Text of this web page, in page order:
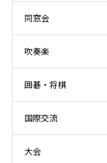
同窓会
吹奏楽
囲碁・将棋
国際交流
大会